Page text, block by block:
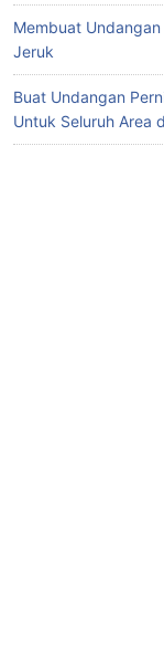
Membuat
Jeruk
Buat Undangan
Untuk Seluruh Area